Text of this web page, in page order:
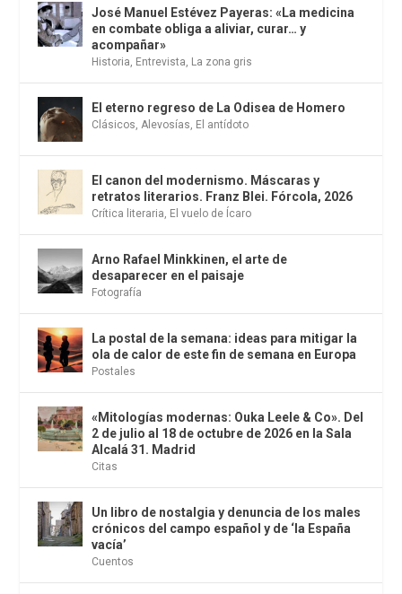
José Manuel Estévez Payeras: «La medicina
en combate obliga a aliviar, curar… y
acompañar»
Historia, Entrevista, La zona gris
El eterno regreso de La Odisea de Homero
Clásicos,Alevosías, El antídoto
El canon del modernismo. Máscaras y
retratos literarios. Franz Blei. Fórcola, 2026
Crítica literaria, El vuelo de Ícaro
Arno Rafael Minkkinen, el arte de
desaparecer en el paisaje
Fotografía
La postal de la semana: ideas para mitigar la
ola de calor de este fin de semana en Europa
Postales
«Mitologías modernas: Ouka Leele & Co». Del
2 de julio al 18 de octubre de 2026 en la Sala
Alcalá 31. Madrid
Citas
Un libro de nostalgia y denuncia de los males
crónicos del campo español y de ‘la España
vacía’
Cuentos